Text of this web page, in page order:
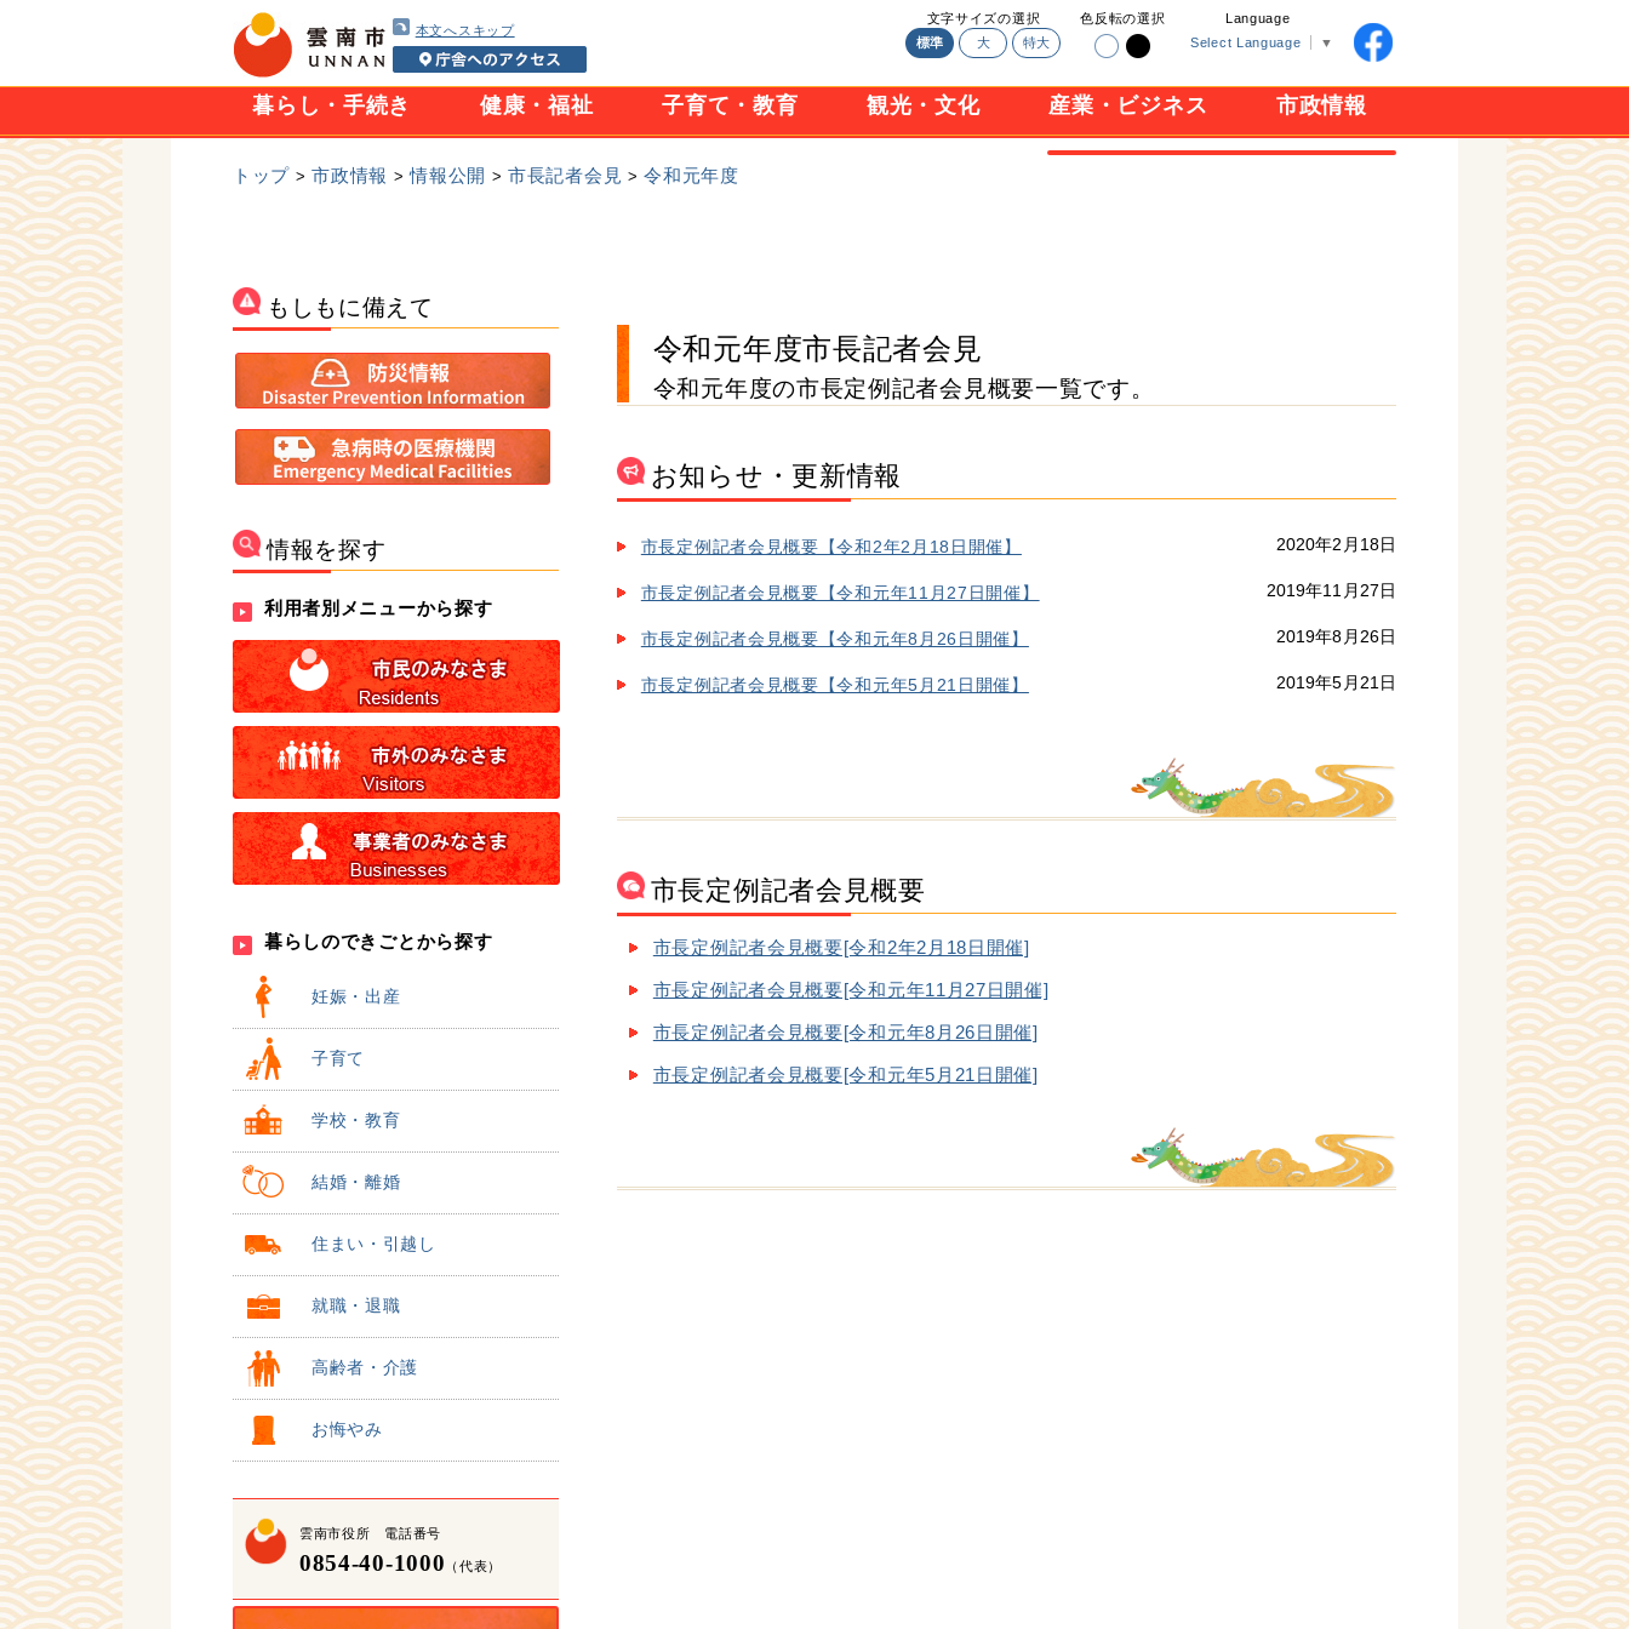
本文へスキップ
文字サイズの選択
標準
大 特大
色反転の選択
Language
Select Language
▼
暮らし・手続き 健康・福祉 子育て・教育 観光・文化 産業・ビジネス 市政情報
トップ >市政情報 >情報公開 >市長記者会見 >令和元年度
もしもに備えて
情報を探す
利用者別メニューから探す
暮らしのできごとから探す
妊娠・出産
子育て
学校・教育
結婚・離婚
住まい・引越し
就職・退職
高齢者・介護
お悔やみ
雲南市役所 電話番号
0854-40-1000 （代表）
令和元年度市長記者会見
令和元年度の市長定例記者会見概要一覧です。
お知らせ・更新情報
市長定例記者会見概要【令和2年2月18日開催】 2020年2月18日
市長定例記者会見概要【令和元年11月27日開催】 2019年11月27日
市長定例記者会見概要【令和元年8月26日開催】 2019年8月26日
市長定例記者会見概要【令和元年5月21日開催】 2019年5月21日
市長定例記者会見概要
市長定例記者会見概要[令和2年2月18日開催]
市長定例記者会見概要[令和元年11月27日開催]
市長定例記者会見概要[令和元年8月26日開催]
市長定例記者会見概要[令和元年5月21日開催]